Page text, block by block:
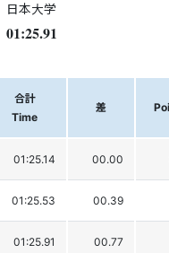
日本大学
01:25.91
合計
Time
差
01:25.14 00.00
01:25.53 00.39
01:25.91 00.77